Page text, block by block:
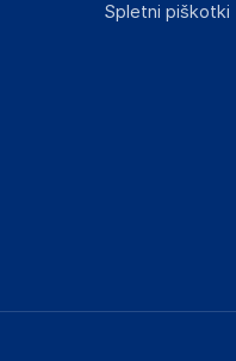
Spletni piškotki